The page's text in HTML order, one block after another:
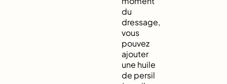
du
dressage,
vous
pouvez
ajouter
une huile
de persil